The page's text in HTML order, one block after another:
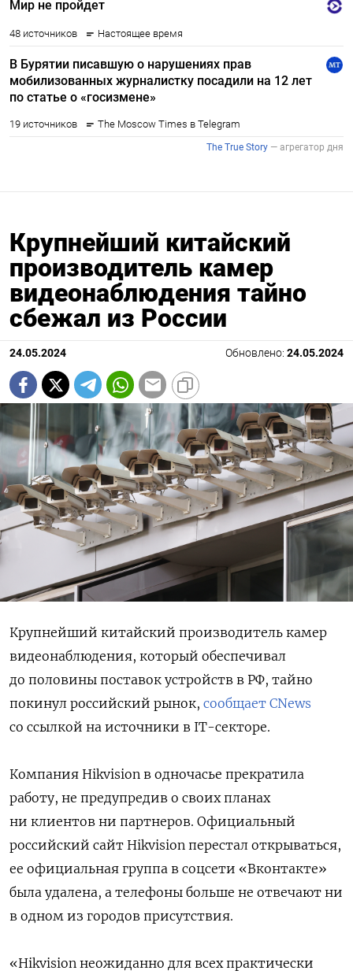
Крупнейший китайский
производитель камер
видеонаблюдения тайно
сбежал из России
24.05.2024 Обновлено: 24.05.2024
Крупнейший китайский производитель камер
видеонаблюдения, который обеспечивал
до половины поставок устройств в РФ, тайно
покинул российский рынок, сообщает CNews
со ссылкой на источники в IT-секторе.
Компания Hikvision в одночасье прекратила
работу, не предупредив о своих планах
ни клиентов ни партнеров. Официальный
российский сайт Hikvision перестал открываться,
ее официальная группа в соцсети «Вконтакте»
была удалена, а телефоны больше не отвечают ни
в одном из городов присутствия.
«Hikvision неожиданно для всех практически